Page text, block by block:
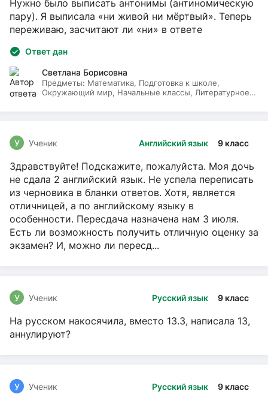
Нужно было выписать антонимы (антиномическую
пару). Я выписала «ни живой ни мёртвый». Теперь
переживаю, засчитают ли «ни» в ответе
Ответ дан
Светлана Борисовна
Предметы: Математика, Подготовка к школе,
Окружающий мир, Начальные классы, Литературное
Английский язык 9 класс
У Ученик
Здравствуйте! Подскажите, пожалуйста. Моя дочь
не сдала 2 английский язык. Не успела переписать
из черновика в бланки ответов. Хотя, является
отличницей, а по английскому языку в
особенности. Пересдача назначена нам 3 июля.
Есть ли возможность получить отличную оценку за
экзамен? И, можно ли пересд...
Русский язык 9 класс
У Ученик
На русском накосячила, вместо 13.3, написала 13,
аннулируют?
Русский язык 9 класс
У Ученик